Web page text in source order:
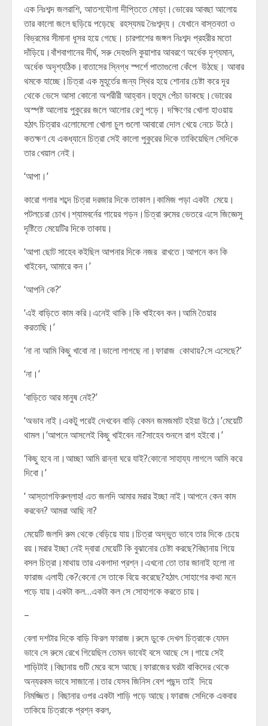
এক নিঃশব্দ জলরাশি, আতশযৌলা দীপ্তিতে মোড়া।ভোরের আবছা আলোয়
তার কালো জলে ছড়িয়ে পড়েছে রহস্যময় নৈঃশব্দ্য। যেখানে বাস্তবতা ও
বিভ্রমের সীমানা ধূসর হয়ে গেছে। চারপাশের জঙ্গল নিঃশব্দ প্রহরীর মতো
দাঁড়িয়ে।বাঁশবাগানের দীর্ঘ, সরু দেহগুলি কুয়াশার আবরণে অর্ধেক দৃশ্যমান,
অর্ধেক অদৃশ্যঠিক।বাতাসের স্নিগ্ধ স্পর্শে পাতাগুলো কেঁপে উঠছে। আবার
থমকে যাচ্ছে।চিত্রা এক মুহূর্তের জন্য স্থির হয়ে শোনার চেষ্টা করে দূর
থেকে ভেসে আসা কোনো অশরীরী আহ্বান।হুতুম পেঁচা ডাকছে।ভোরের
অস্পষ্ট আলোয় পুকুরের জলে আলোর রেণু পড়ে। দক্ষিণের খোলা হাওয়ায়
হঠাৎ চিত্রার এলোমেলো খোলা চুল গুলো আবারো দোল খেয়ে নেচে উঠে।
কতক্ষণ যে একধ্যানে চিত্রা সেই কালো পুকুরের দিকে তাকিয়েছিল সেদিকে
তার খেয়াল নেই।
‘আপা।’
কারো গলার শব্দে চিত্রা দরজার দিকে তাকাল।কামিজ পড়া একটা মেয়ে।
পটলচেরা চোখ।শ্যামবর্নের গায়ের গড়ন।চিত্রা রুমের ভেতরে এসে জিজ্ঞেসু
দৃষ্টিতে মেয়েটির দিকে তাকায়।
‘আপা ছোট সাহেব কইছিল আপনার দিকে নজর রাখতে।আপনে কন কি
খাইবেন, আমারে কন।’
‘আপনি কে?’
‘এই বাড়িতে কাম করি।এনেই থাকি।কি খাইবেন কন।আমি তৈয়ার
করতাছি।’
‘না না আমি কিছু খাবো না।ভালো লাগছে না।ফারাজ কোথায়?সে এসেছে?’
‘না।’
‘বাড়িতে আর মানুষ নেই?’
‘অভাব নাই।একটু পরেই দেখবেন বাড়ি কেমন জমজমাট হইয়া উঠে।’মেয়েটি
থামল।’আপনে আসলেই কিছু খাইবেন না?সাহেব শুনলে রাগ হইবো।’
‘কিছু হবে না।আচ্ছা আমি রান্না ঘরে যাই?কোনো সাহায্য লাগলে আমি করে
দিবো।’
‘ আস্তাগফিরুল্লাহ! এত জলদি আমার মরার ইচ্ছা নাই।আপনে কেন কাম
করবেন? আমরা আছি না?
মেয়েটি জলদি রুম থেকে বেড়িয়ে যায়।চিত্রা অদ্ভুত ভাবে তার দিকে চেয়ে
রয়।মরার ইচ্ছা নেই দ্বারা মেয়েটি কি বুঝানোর চেষ্টা করছে?বিছানায় গিয়ে
বসল চিত্রা।মাথায় তার একগাদা প্রশ্ন।এখনো তো তার জানাই হলো না
ফারাজ এলাহী কে?কেনো সে তাকে বিয়ে করেছে?হঠাৎ সোহাগের কথা মনে
পড়ে যায়।একটা কল…একটা কল সে সোহাগকে করতে চায়।
–
বেলা দশটার দিকে বাড়ি ফিরল ফারাজ।রুমে ডুকে দেখল চিত্রাকে যেমন
ভাবে সে রুমে রেখে গিয়েছিল তেমন ভাবেই বসে আছে সে।গায়ে সেই
শাড়িটাই।বিছানায় গুটি মেরে বসে আছে।ফারাজের ঘরটা বাকিদের থেকে
অন্যরকম ভাবে সাজানো।তার যেসব জিনিস বেশ পছন্দ তাই দিয়ে
নিমজ্জিত। বিছানার ওপর একটা শাড়ি পড়ে আছে।ফারাজ সেদিকে একবার
তাকিয়ে চিত্রাকে প্রশ্ন করল,